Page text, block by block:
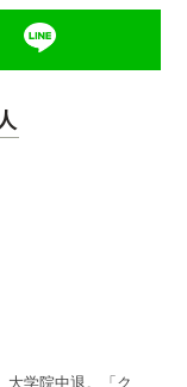
大学院中退。「ク